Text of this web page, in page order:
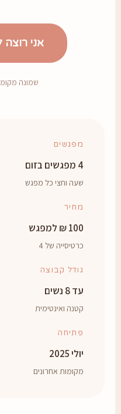
אני רוצה
שמונה מקומות בלבד.
מפגשים
שעה וחצי כל מפגש
מחיר
כרטיסייה של 4
גודל קבוצה
קטנה ואינטימית
פתיחה
מקומות אחרונים